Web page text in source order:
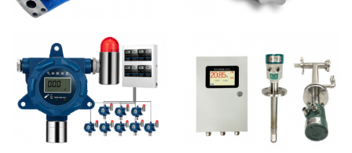
FK8-WK系列叶片泵